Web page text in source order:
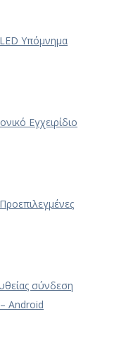
Υπόμνημα
Εγχειρίδιο
σύνδεση
Android